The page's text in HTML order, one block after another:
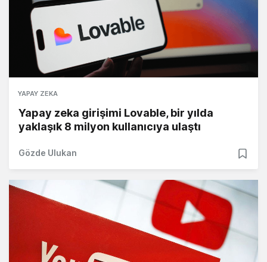
YAPAY ZEKA
Yapay zeka girişimi Lovable, bir yılda
yaklaşık 8 milyon kullanıcıya ulaştı
Gözde Ulukan